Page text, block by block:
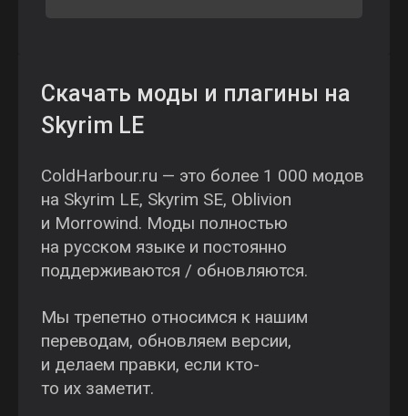
Скачать моды и плагины на
Skyrim LE
ColdHarbour.ru — это более 1 000 модов
на Skyrim LE, Skyrim SE, Oblivion
и Morrowind. Моды полностью
на русском языке и постоянно
поддерживаются / обновляются.
Мы трепетно относимся к нашим
переводам, обновляем версии,
и делаем правки, если кто-
то их заметит.